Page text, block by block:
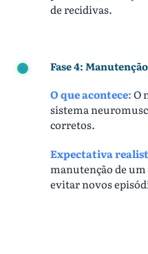
de recidivas.
Fase 4:
O que acontece:O
sistema
corretos.
Expectativa
manutenção de um
evitar novos